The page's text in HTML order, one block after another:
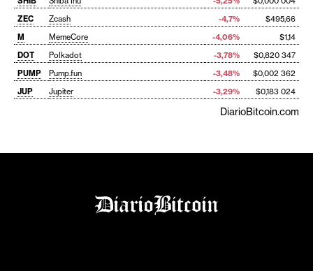
ZEC
Zcash -4,7%
$495,66
M
MemeCore -4,06%
$1,14
DOT
Polkadot -3,78%
$0,820 347
PUMP
Pump.fun -3,48%
$0,002 362
JUP
Jupiter -3,29% $0,183 024
DiarioBitcoin.com